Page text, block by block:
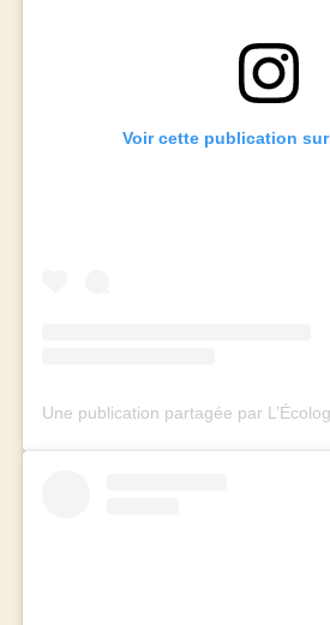
Voir cette publication